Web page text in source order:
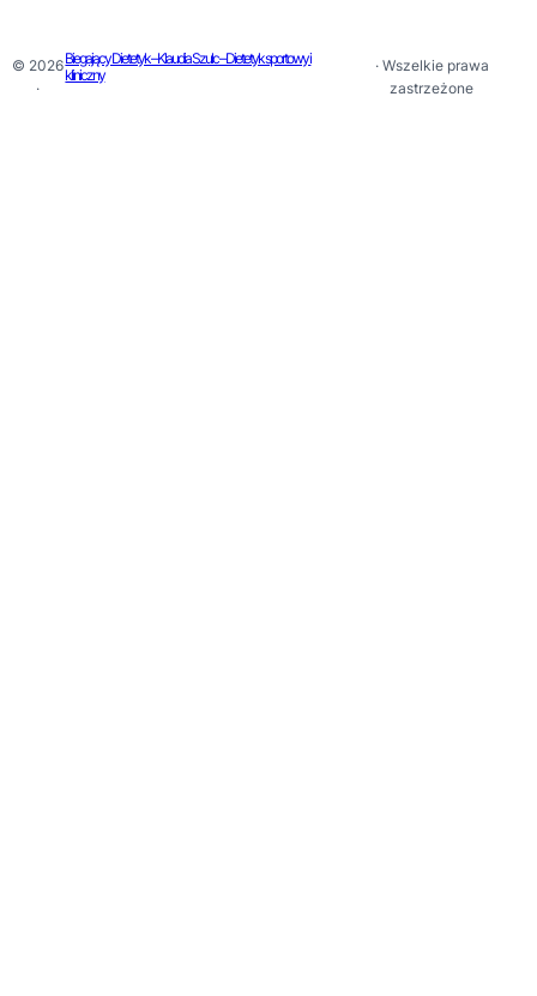
© 2026
·
Biegający Dietetyk – Klaudia Szulc – Dietetyk sportowy i
kliniczny
· Wszelkie prawa
zastrzeżone